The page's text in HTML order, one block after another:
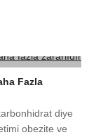
Fazla
diye
obezite ve